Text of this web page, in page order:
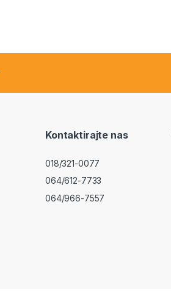
Kontaktirajte nas
018/321-0077
064/612-7733
064/966-7557